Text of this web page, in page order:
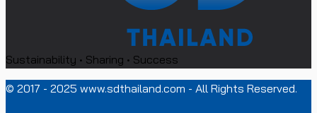
Sustainability • Sharing • Success
© 2017 - 2025 www.sdthailand.com - All Rights Reserved.